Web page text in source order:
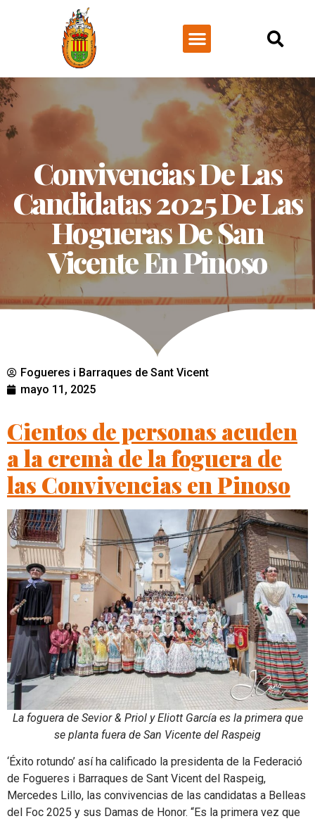
Convivencias De Las
Candidatas 2025 De Las
Hogueras De San
Vicente En Pinoso
Fogueres i Barraques de Sant Vicent
mayo 11, 2025
Cientos de personas acuden
a la cremà de la foguera de
las Convivencias en Pinoso
La foguera de Sevior & Priol y Eliott García es la primera que
se planta fuera de San Vicente del Raspeig
‘Éxito rotundo’ así ha calificado la presidenta de la Federació
de Fogueres i Barraques de Sant Vicent del Raspeig,
Mercedes Lillo, las convivencias de las candidatas a Belleas
del Foc 2025 y sus Damas de Honor. “Es la primera vez que